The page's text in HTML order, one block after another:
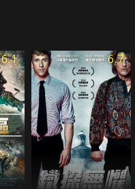
6.1 6.7